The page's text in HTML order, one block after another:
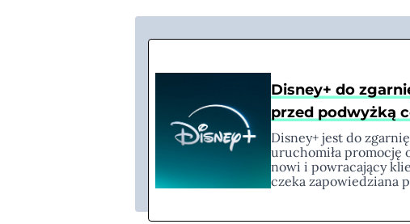
Disney+ do
przed podwyżką
Disney+ jest do
uruchomiła promocję
nowi i powracający
czeka zapowiedziana